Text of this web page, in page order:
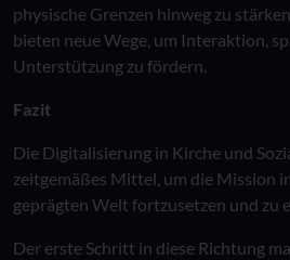
physische Grenzen hinweg zu
bieten neue Wege, um Interaktion,
Unterstützung zu fördern.
Fazit
Die Digitalisierung in Kirche und
zeitgemäßes Mittel, um die Mission
geprägten Welt fortzusetzen und zu
Der erste Schritt in diese Richtung